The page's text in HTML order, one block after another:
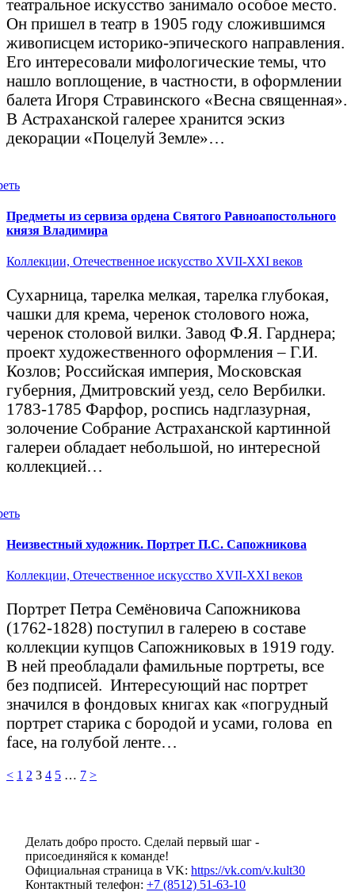
театральное искусство занимало особое место.
Он пришел в театр в 1905 году сложившимся
живописцем историко-эпического направления.
Его интересовали мифологические темы, что
нашло воплощение, в частности, в оформлении
балета Игоря Стравинского «Весна священная».
В Астраханской галерее хранится эскиз
декорации «Поцелуй Земле»…
Предметы из сервиза ордена Святого Равноапостольного
князя Владимира
Коллекции, Отечественное искусство XVII-XXI веков
Сухарница, тарелка мелкая, тарелка глубокая,
чашки для крема, черенок столового ножа,
черенок столовой вилки. Завод Ф.Я. Гарднера;
проект художественного оформления – Г.И.
Козлов; Российская империя, Московская
губерния, Дмитровский уезд, село Вербилки.
1783-1785 Фарфор, роспись надглазурная,
золочение Собрание Астраханской картинной
галереи обладает небольшой, но интересной
коллекцией…
Неизвестный художник. Портрет П.С. Сапожникова
Коллекции, Отечественное искусство XVII-XXI веков
Портрет Петра Семёновича Сапожникова
(1762-1828) поступил в галерею в составе
коллекции купцов Сапожниковых в 1919 году.
В ней преобладали фамильные портреты, все
без подписей. Интересующий нас портрет
значился в фондовых книгах как «погрудный
портрет старика с бородой и усами, голова en
face, на голубой ленте…
Навигация
< Page
1 Page
2 Page
3 Page
4 Page
5 … Page
7 >
Делать добро просто. Сделай первый шаг -
присоединяйся к команде!
Официальная страница в VK: https://vk.com/v.kult30
Контактный телефон: +7 (8512) 51-63-10